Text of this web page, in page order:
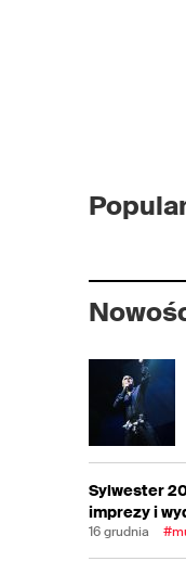
Sylwester
imprezy i
16 grudnia